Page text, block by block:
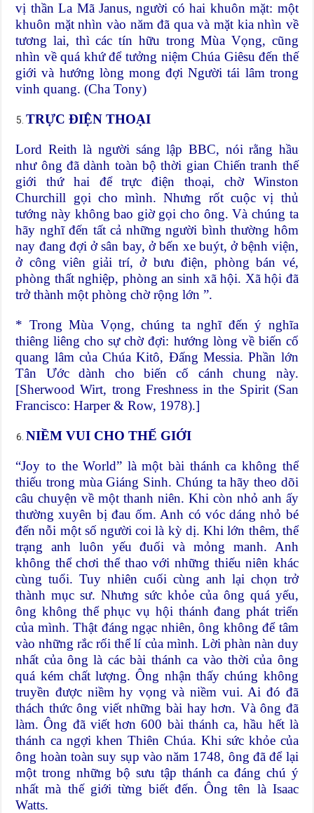
vị thần La Mã Janus, người có hai khuôn mặt: một
khuôn mặt nhìn vào năm đã qua và mặt kia nhìn về
tương lai, thì các tín hữu trong Mùa Vọng, cũng
nhìn về quá khứ để tưởng niệm Chúa Giêsu đến thế
giới và hướng lòng mong đợi Người tái lâm trong
vinh quang. (Cha Tony)
TRỰC ĐIỆN THOẠI
Lord Reith là người sáng lập BBC, nói rằng hầu
như ông đã dành toàn bộ thời gian Chiến tranh thế
giới thứ hai để trực điện thoại, chờ Winston
Churchill gọi cho mình. Nhưng rốt cuộc vị thủ
tướng này không bao giờ gọi cho ông. Và chúng ta
hãy nghĩ đến tất cả những người bình thường hôm
nay đang đợi ở sân bay, ở bến xe buýt, ở bệnh viện,
ở công viên giải trí, ở bưu điện, phòng bán vé,
phòng thất nghiệp, phòng an sinh xã hội. Xã hội đã
trở thành một phòng chờ rộng lớn ”.
* Trong Mùa Vọng, chúng ta nghĩ đến ý nghĩa
thiêng liêng cho sự chờ đợi: hướng lòng về biến cố
quang lâm của Chúa Kitô, Đấng Messia. Phần lớn
Tân Ước dành cho biến cố cánh chung này.
[Sherwood Wirt, trong Freshness in the Spirit (San
Francisco: Harper & Row, 1978).]
NIỀM VUI CHO THẾ GIỚI
“Joy to the World” là một bài thánh ca không thể
thiếu trong mùa Giáng Sinh. Chúng ta hãy theo dõi
câu chuyện về một thanh niên. Khi còn nhỏ anh ấy
thường xuyên bị đau ốm. Anh có vóc dáng nhỏ bé
đến nỗi một số người coi là kỳ dị. Khi lớn thêm, thể
trạng anh luôn yếu đuối và mỏng manh. Anh
không thể chơi thể thao với những thiếu niên khác
cùng tuổi. Tuy nhiên cuối cùng anh lại chọn trở
thành mục sư. Nhưng sức khỏe của ông quá yếu,
ông không thể phục vụ hội thánh đang phát triển
của mình. Thật đáng ngạc nhiên, ông không để tâm
vào những rắc rối thể lí của mình. Lời phàn nàn duy
nhất của ông là các bài thánh ca vào thời của ông
quá kém chất lượng. Ông nhận thấy chúng không
truyền được niềm hy vọng và niềm vui. Ai đó đã
thách thức ông viết những bài hay hơn. Và ông đã
làm. Ông đã viết hơn 600 bài thánh ca, hầu hết là
thánh ca ngợi khen Thiên Chúa. Khi sức khỏe của
ông hoàn toàn suy sụp vào năm 1748, ông đã để lại
một trong những bộ sưu tập thánh ca đáng chú ý
nhất mà thế giới từng biết đến. Ông tên là Isaac
Watts.